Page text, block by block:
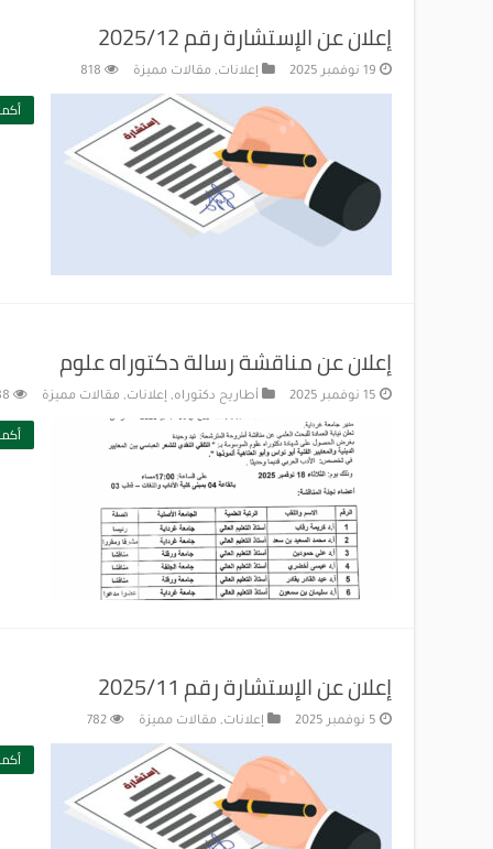
إعلان عن الإستشارة رقم 2025/12
19 نوفمبر 2025 إعلانات, مقالات مميزة 818
إعلان عن مناقشة رسالة دكتوراه علوم‎
15 نوفمبر 2025 أطاريح دكتوراه, إعلانات, مقالات مميزة
إعلان عن الإستشارة رقم 2025/11
5 نوفمبر 2025 إعلانات, مقالات مميزة 782